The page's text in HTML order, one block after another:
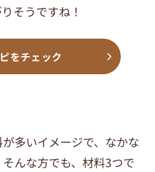
そうですね！
をチェック
が多いイメージで、なかな
んな方でも、材料3つで